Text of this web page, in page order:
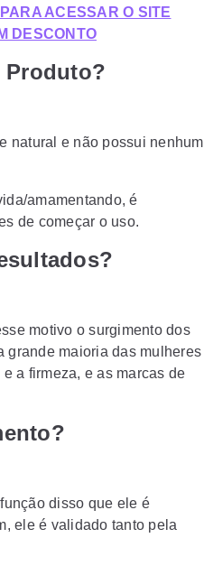
ACESSAR O SITE
DESCONTO
Produto?
natural e não possui nenhum
amamentando, é
de começar o uso.
motivo o surgimento dos
grande maioria das mulheres
a firmeza, e as marcas de
disso que ele é
ele é validado tanto pela